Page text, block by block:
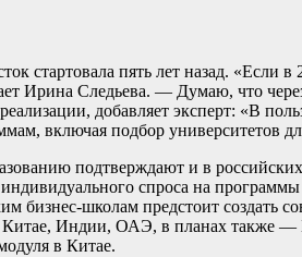
стартовала пять лет назад.
Ирина Следьева. — Думаю, что
добавляет эксперт: «В
включая подбор университетов
подтверждают и в
спроса на
бизнес-школам предстоит
Индии, ОАЭ, в планах также
в Китае.